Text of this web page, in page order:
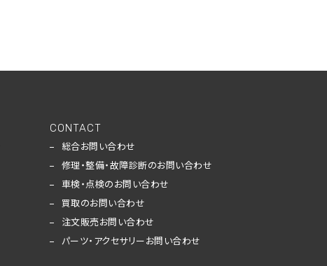
CONTACT
総合お問い合わせ
修理・整備・故障診断のお問い合わせ
車検・点検のお問い合わせ
買取のお問い合わせ
注文販売お問い合わせ
パーツ・アクセサリーお問い合わせ